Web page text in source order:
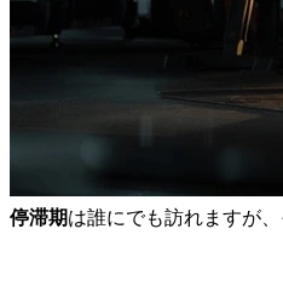
停滞期は誰にでも訪れますが